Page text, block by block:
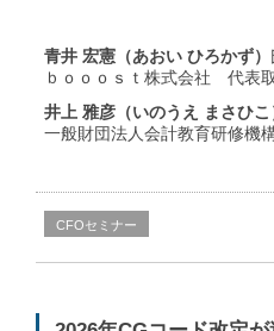
青井 宏憲（あおい ひろかず）
ｂｏｏｏｓｔ株式会社 代表
井上 雅彦（いのうえ まさひこ
一般財団法人会計教育研修機
CFOセミナー